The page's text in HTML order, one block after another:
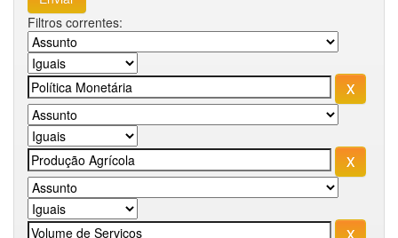
Filtros correntes: